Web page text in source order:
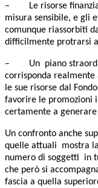
–
Le risorse
misura sensibile, e gli
comunque riassorbiti
difficilmente protrarsi
– Un piano
corrisponda realmente
le sue risorse dal
favorire le promozioni
certamente a
Un confronto anche
quelle attuali mostra
numero di soggetti in
che però si
fascia a quella